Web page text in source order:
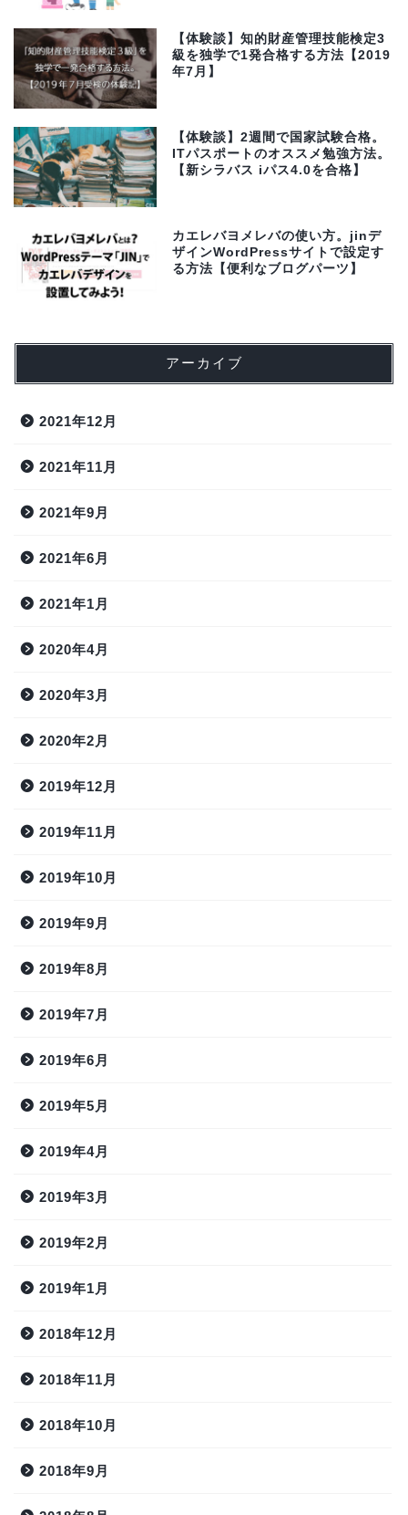
【体験談】知的財産管理技能検定3
級を独学で1発合格する方法【2019
年7月】
【体験談】2週間で国家試験合格。
ITパスポートのオススメ勉強方法。
【新シラバス iパス4.0を合格】
カエレバヨメレバの使い方。jinデ
ザインWordPressサイトで設定す
る方法【便利なブログパーツ】
アーカイブ
2021年12月
2021年11月
2021年9月
2021年6月
2021年1月
2020年4月
2020年3月
2020年2月
2019年12月
2019年11月
2019年10月
2019年9月
2019年8月
2019年7月
2019年6月
2019年5月
2019年4月
2019年3月
2019年2月
2019年1月
2018年12月
2018年11月
2018年10月
2018年9月